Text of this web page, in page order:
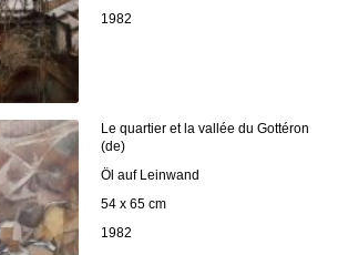
1982
Le quartier et la vallée du Gottéron
(de)
Öl auf Leinwand
54 x 65 cm
1982